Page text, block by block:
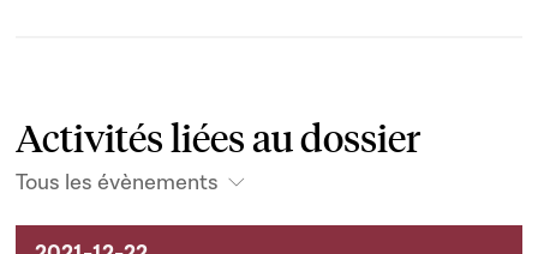
Activités liées au dossier
Tous les évènements
Activités liées au dossier